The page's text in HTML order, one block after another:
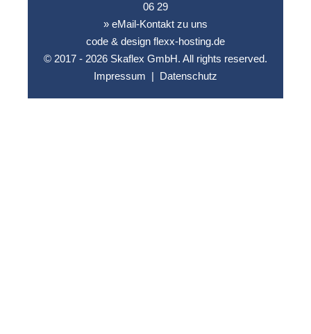
06 29
» eMail-Kontakt zu uns
code & design flexx-hosting.de
© 2017 - 2026 Skaflex GmbH. All rights reserved.
Impressum | Datenschutz